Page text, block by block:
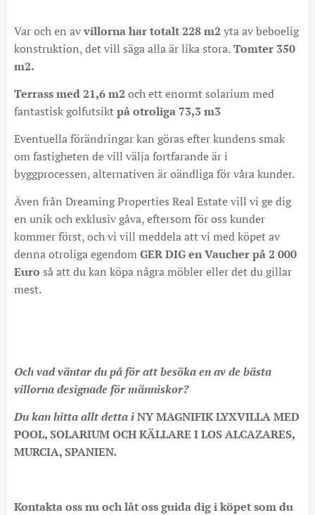
Var och en avvillorna har totalt 228 m2 yta av beboelig
konstruktion, det vill säga alla är lika stora.Tomter 350
m2.
Terrass med 21,6 m2 och ett enormt solarium med
fantastisk golfutsiktpå otroliga 73,3 m3
Eventuella förändringar kan göras efter kundens smak
om fastigheten de vill välja fortfarande är i
byggprocessen, alternativen är oändliga för våra kunder.
Även från Dreaming Properties Real Estate vill vi ge dig
en unik och exklusiv gåva, eftersom för oss kunder
kommer först, och vi vill meddela att vi med köpet av
denna otroliga egendomGER DIG en Vaucher på 2 000
Euro så att du kan köpa några möbler eller det du gillar
mest.
Och vad väntar du på för att besöka en av de bästa
villorna designade för människor?
Du kan hitta allt detta iNY MAGNIFIK LYXVILLA MED
POOL, SOLARIUM OCH KÄLLARE I LOS ALCAZARES,
MURCIA, SPANIEN.
Kontakta oss nu och låt oss guida dig i köpet som du